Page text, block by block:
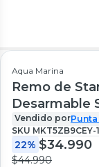
Aqua Marina
Remo de
Desarmable
Vendido porPunta
SKU MKT5ZB9CEY-1
22% $34.990
$44.990